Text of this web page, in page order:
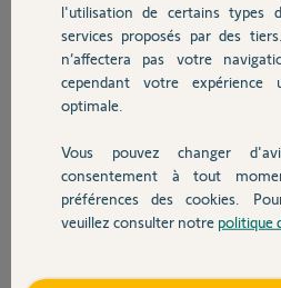
Autres produits
Devis avec un pro
Contact
Réponses
Bonjour
André N. il y a environ 2 ans
l'utilisation de certains types
services proposés par des
n’affectera pas votre
cependant votre expérience
optimale.
Vous pouvez changer
consentement à tout
préférences des cookies.
veuillez consulter notre politique